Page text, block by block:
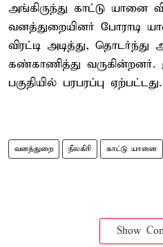
அங்கிருந்து காட்டு யானை
வனத்துறையினர் போராடி
விரட்டி அடித்து,
கண்காணித்து
பகுதியில் பரபரப்பு ஏற்பட்டது.
வனத்துறை நீலகிரி காட்டு யானை
Show